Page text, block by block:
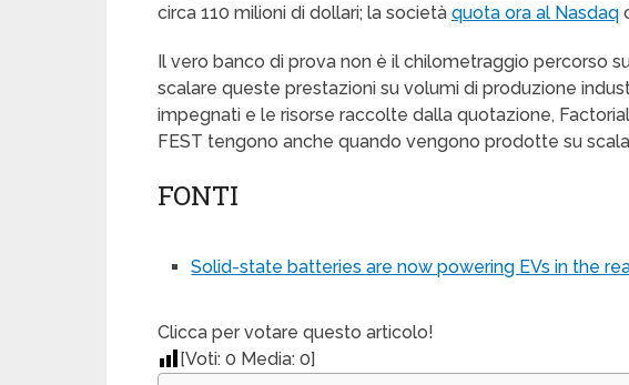
circa 110 milioni di dollari; la società quota ora al Nasdaq
Il vero banco di prova non è il chilometraggio percorso
scalare queste prestazioni su volumi di produzione
impegnati e le risorse raccolte dalla quotazione,
FEST tengono anche quando vengono prodotte su
FONTI
Solid-state batteries are now powering EVs in the
Clicca per votare questo articolo!
[Voti: 0 Media: 0]